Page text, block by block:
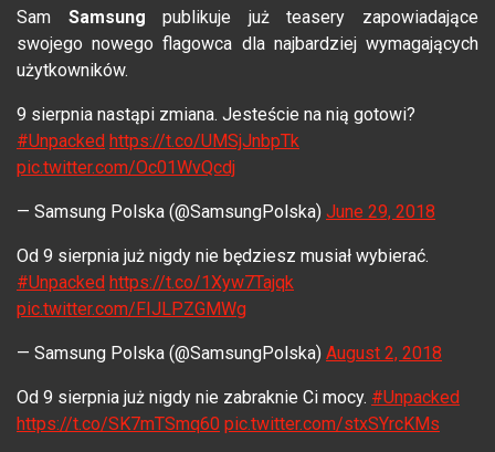
Sam Samsung publikuje już teasery zapowiadające
swojego nowego flagowca dla najbardziej wymagających
użytkowników.
9 sierpnia nastąpi zmiana. Jesteście na nią gotowi?
#Unpacked https://t.co/UMSjJnbpTk
pic.twitter.com/Oc01WvQcdj
— Samsung Polska (@SamsungPolska) June 29, 2018
Od 9 sierpnia już nigdy nie będziesz musiał wybierać.
#Unpacked https://t.co/1Xyw7Tajqk
pic.twitter.com/FIJLPZGMWg
— Samsung Polska (@SamsungPolska) August 2, 2018
Od 9 sierpnia już nigdy nie zabraknie Ci mocy. #Unpacked
https://t.co/SK7mTSmq60 pic.twitter.com/stxSYrcKMs